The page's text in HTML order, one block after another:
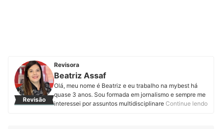
Revisão
Revisora
Beatriz Assaf
Olá, meu nome é Beatriz e eu trabalho na mybest há
quase 3 anos. Sou formada em jornalismo e sempre me
interessei por assuntos multidisciplinares, por isso logo
Continue lendo